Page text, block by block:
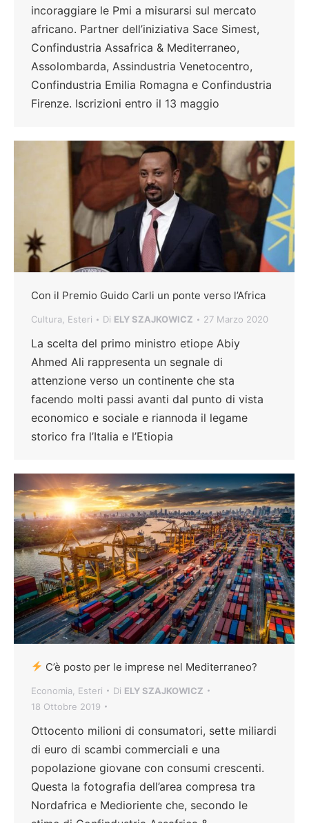
incoraggiare le Pmi a misurarsi sul mercato
africano. Partner dell’iniziativa Sace Simest,
Confindustria Assafrica & Mediterraneo,
Assolombarda, Assindustria Venetocentro,
Confindustria Emilia Romagna e Confindustria
Firenze. Iscrizioni entro il 13 maggio
Con il Premio Guido Carli un ponte verso l’Africa
Cultura Esteri Di ELY SZAJKOWICZ 27 Marzo 2020
La scelta del primo ministro etiope Abiy
Ahmed Ali rappresenta un segnale di
attenzione verso un continente che sta
facendo molti passi avanti dal punto di vista
economico e sociale e riannoda il legame
storico fra l’Italia e l’Etiopia
C’è posto per le imprese nel Mediterraneo?
Economia Esteri Di ELY SZAJKOWICZ
18 Ottobre 2019
Ottocento milioni di consumatori, sette miliardi
di euro di scambi commerciali e una
popolazione giovane con consumi crescenti.
Questa la fotografia dell’area compresa tra
Nordafrica e Medioriente che, secondo le